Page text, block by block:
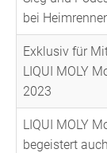
bei
Exklusiv für
LIQUI MOLY
2023
LIQUI MOLY
begeistert